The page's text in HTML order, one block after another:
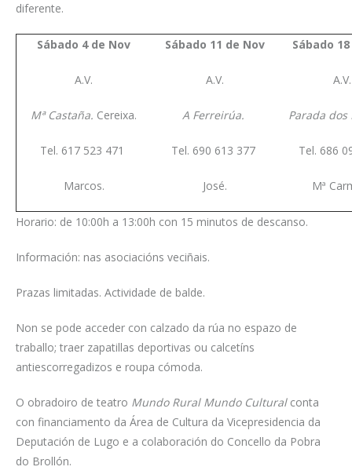
diferente.
Sábado 4 de Nov Sábado 11 de Nov Sábado
A.V. A.V. A.V.
Mª Castaña. Cereixa. A Ferreirúa. Parada
Tel. 617 523 471 Tel. 690 613 377 Tel. 686
Marcos. José. Mª
Horario: de 10:00h a 13:00h con 15 minutos de descanso.
Información: nas asociacións veciñais.
Prazas limitadas. Actividade de balde.
Non se pode acceder con calzado da rúa no espazo de
traballo; traer zapatillas deportivas ou calcetíns
antiescorregadizos e roupa cómoda.
O obradoiro de teatro Mundo Rural Mundo Culturalconta
con financiamento da Área de Cultura da Vicepresidencia da
Deputación de Lugo e a colaboración do Concello da Pobra
do Brollón.